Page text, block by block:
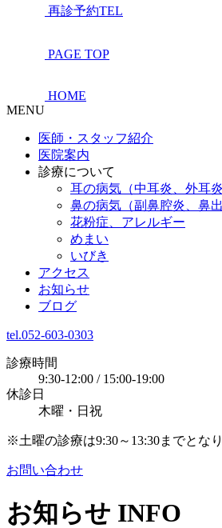
再診予約TEL
PAGE TOP
HOME
MENU
医師・スタッフ紹介
医院案内
診療について
耳の病気（中耳炎、外耳
鼻の病気（副鼻腔炎、鼻出
花粉症、アレルギー
めまい
いびき
アクセス
お知らせ
ブログ
tel.052-603-0303
診療時間
9:30-12:00 / 15:00-19:00
休診日
木曜・日祝
※土曜の診療は9:30～13:30までとなり
お問い合わせ
お知らせ INFO